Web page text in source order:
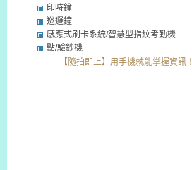
印時鐘
巡邏鐘
感應式刷卡系統/智慧型指紋考勤機
點/驗鈔機
【隨拍即上】用手機就能掌握資訊！